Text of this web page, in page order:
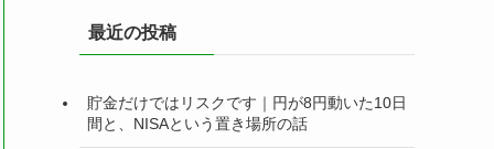
ー最近の投稿
貯金だけではリスクです｜円が8円動いた10日
間と、NISAという置き場所の話